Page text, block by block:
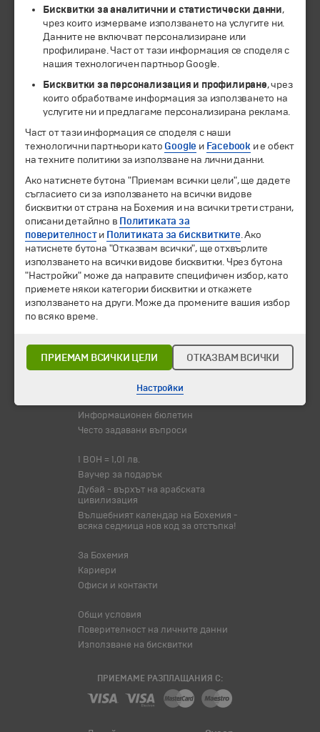
© 1994-2026 Бохемия ООД.Всички права запазени.
Екскурзии и почивки
Направления
Календар
Всички програми от А до Я
Промоции
Горещи оферти
Потвърдени дати
Празници
Оферта на деня
Хотелски резервации
Корпоративно обслужване
Информационен бюлетин
Често задавани въпроси
1 BOH = 1,01 лв.
Ваучер за подарък
Дубай - върхът на арабската
цивилизация
Вълшебният календар на Бохемия -
всяка седмица нов код за отстъпка!
За Бохемия
Кариери
Офиси и контакти
Общи условия
Поверителност на личните данни
Използване на бисквитки
ПРИЕМАМЕ РАЗПЛАЩАНИЯ С:
Бисквитки за аналитични и статистически данни,
чрез които измерваме използването на услугите ни.
Данните не включват персонализиране или
профилиране. Част от тази информация се споделя с
нашия технологичен партньор Google.
Бисквитки за персонализация и профилиране, чрез
които обработваме информация за използването на
услугите ни и предлагаме персонализирана реклама.
Част от тази информация се споделя с наши
технологични партньори като Google и Facebook и е обект
на техните политики за използване на лични данни.
Ако натиснете бутона "Приемам всички цели", ще дадете
съгласието си за използването на всички видове
бисквитки от страна на Бохемия и на всички трети страни,
описани детайлно в Политиката за
поверителности Политиката за бисквитките. Ако
натиснете бутона "Отказвам всички", ще отхвърлите
използването на всички видове бисквитки. Чрез бутона
"Настройки" може да направите специфичен избор, като
приемете някои категории бисквитки и откажете
използването на други. Може да промените вашия избор
по всяко време.
ПРИЕМАМ ВСИЧКИ ЦЕЛИ ОТКАЗВАМ ВСИЧКИ
Настройки